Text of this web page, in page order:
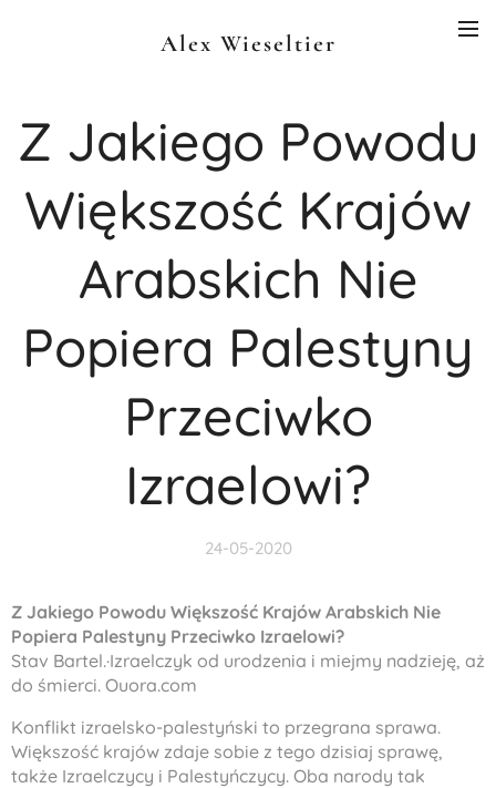
Alex Wieseltier
Z Jakiego Powodu
Większość Krajów
Arabskich Nie
Popiera Palestyny
Przeciwko
Izraelowi?
24-05-2020
Z Jakiego Powodu Większość Krajów Arabskich Nie
Popiera Palestyny Przeciwko Izraelowi?
Stav Bartel.·Izraelczyk od urodzenia i miejmy nadzieję, aż
do śmierci. Ouora.com
Konflikt izraelsko-palestyński to przegrana sprawa.
Większość krajów zdaje sobie z tego dzisiaj sprawę,
także Izraelczycy i Palestyńczycy. Oba narody tak